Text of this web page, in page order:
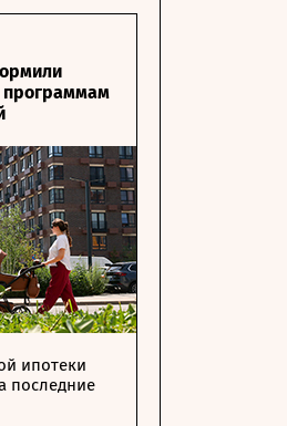
программам
ипотеки
последние